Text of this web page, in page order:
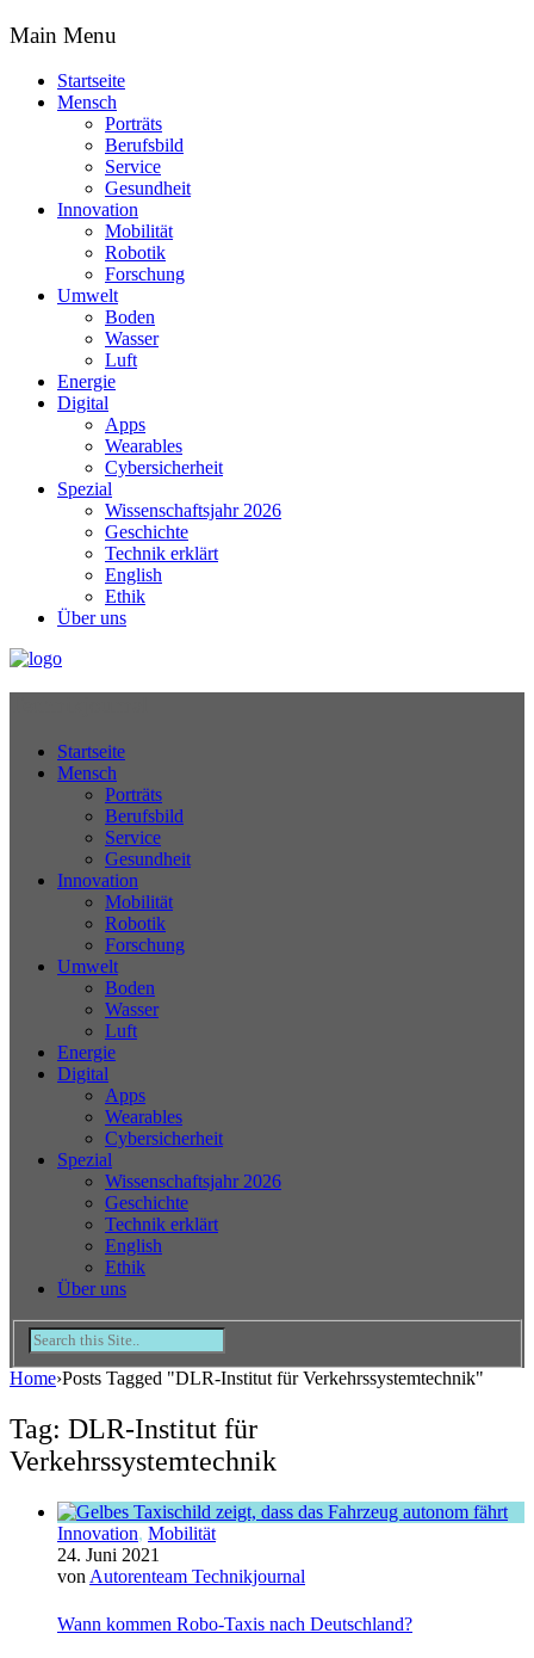
Main Menu
Startseite
Mensch
Porträts
Berufsbild
Service
Gesundheit
Innovation
Mobilität
Robotik
Forschung
Umwelt
Boden
Wasser
Luft
Energie
Digital
Apps
Wearables
Cybersicherheit
Spezial
Wissenschaftsjahr 2026
Geschichte
Technik erklärt
English
Ethik
Über uns
Startseite
Mensch
Porträts
Berufsbild
Service
Gesundheit
Innovation
Mobilität
Robotik
Forschung
Umwelt
Boden
Wasser
Luft
Energie
Digital
Apps
Wearables
Cybersicherheit
Spezial
Wissenschaftsjahr 2026
Geschichte
Technik erklärt
English
Ethik
Über uns
Home›Posts Tagged "DLR-Institut für Verkehrssystemtechnik"
Tag: DLR-Institut für
Verkehrssystemtechnik
Innovation, Mobilität
24. Juni 2021
von Autorenteam Technikjournal
Wann kommen Robo-Taxis nach Deutschland?